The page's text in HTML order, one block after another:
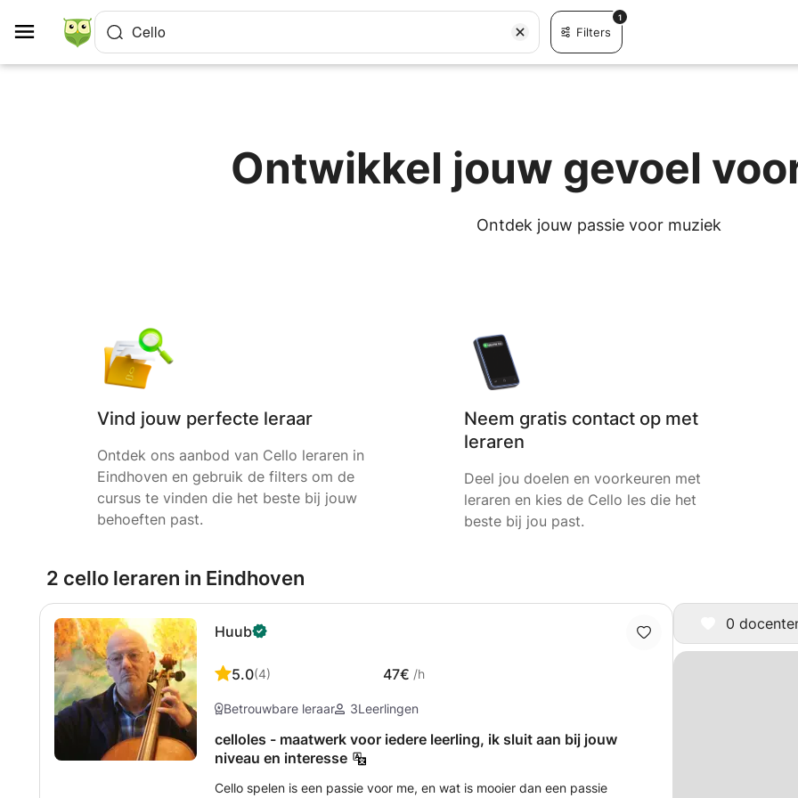
Cello Filters
1
Ontwikkel jouw gevoel
Ontdek jouw passie voor muziek
Vind jouw perfecte leraar
Ontdek ons aanbod van Cello leraren in
Eindhoven en gebruik de filters om de
cursus te vinden die het beste bij jouw
behoeften past.
Neem gratis contact op met
leraren
Deel jou doelen en voorkeuren met
leraren en kies de Cello les die het
beste bij jou past.
0
2 cello leraren in Eindhoven
Huub
5.0(4) 47€ /h
Betrouwbare leraar 3Leerlingen
celloles - maatwerk voor iedere leerling, ik sluit aan bij jouw
niveau en interesse
Cello spelen is een passie voor me, en wat is mooier dan een passie